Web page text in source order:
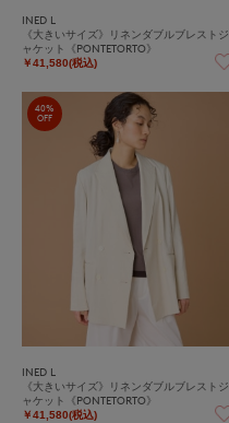
INED L
《大きいサイズ》リネンダブルブレストジ
ャケット《PONTETORTO》
￥41,580(税込)
40%
OFF
INED L
《大きいサイズ》リネンダブルブレストジ
ャケット《PONTETORTO》
￥41,580(税込)